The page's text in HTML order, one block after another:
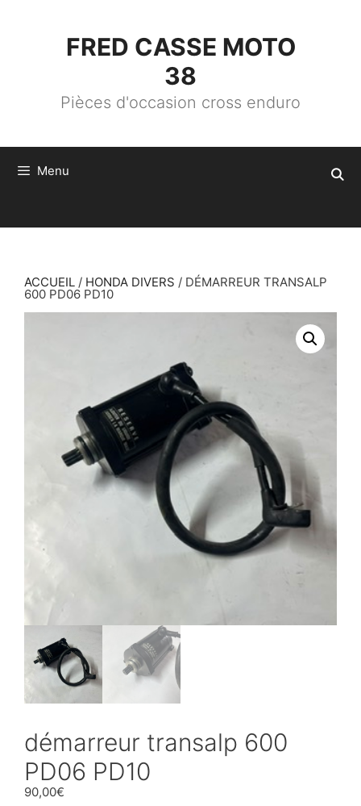
FRED CASSE MOTO
38
Pièces d'occasion cross enduro
Menu
ACCUEIL / HONDA DIVERS / DÉMARREUR TRANSALP
600 PD06 PD10
démarreur transalp 600
PD06 PD10
90,00€